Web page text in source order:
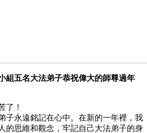
組五名大法弟子恭祝偉大的師尊過年
了！
子永遠銘記在心中。在新的一年裡，我
的思維和觀念，牢記自己大法弟子的身